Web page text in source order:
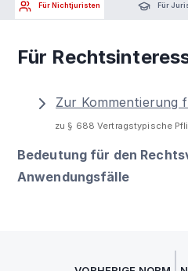
Für Nichtjuristen Für
Für
Zur Kommentierung
zu § 688 Vertragstypische
Bedeutung für den
Anwendungsfälle